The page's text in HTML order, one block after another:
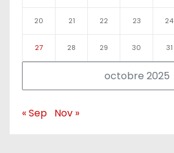
octobre 2025
20 21 22 23 24
27 28 29 30 31
« Sep Nov »